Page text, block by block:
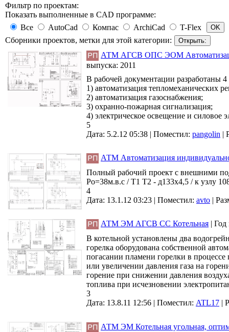
Фильтр по проектам:
Показать выполненные в CAD программе:
Все
AutoCad Компас ArchiCad
T-Flex
Сборники проектов, метки для этой категории:
АТМ АГСВ ОПС ЭОМ Автоматизация
выпуска: 2011
В рабочей документации разработаны 4
1) автоматизация тепломеханических
2) автоматизация газоснабжения;
3) охранно-пожарная сигнализация;
4) электрическое освещение и силовое
5
Дата: 5.2.12 05:38 | Поместил: pangolin |
АТМ Автоматизация
Полный рабочий проект с внешними
Ро=38м.в.с / Т1 Т2 - д133х4,5 / к узлу
4
Дата: 13.1.12 03:23 | Поместил: avto |
АТМ ЭМ АГСВ СС Котельная | Год
В котельной установлены два
горелка оборудована собственной
погасании пламени горелки в
или увеличении давления газа на
горение при снижении давления
топлива при исчезновении
3
Дата: 13.8.11 12:56 | Поместил: ATL17 |
АТМ ЭМ Котельная угольная,